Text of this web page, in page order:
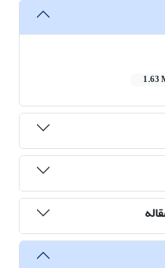
1.63